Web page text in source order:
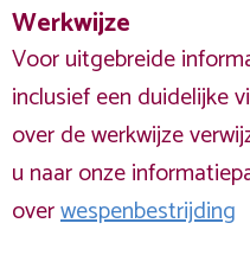
Werkwijze
Voor uitgebreide
inclusief een duidelijke
over de werkwijze
u naar onze
overwespenbestrijding